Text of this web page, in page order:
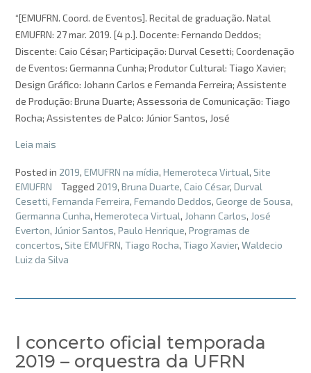
“[EMUFRN. Coord. de Eventos]. Recital de graduação. Natal
EMUFRN: 27 mar. 2019. [4 p.]. Docente: Fernando Deddos;
Discente: Caio César; Participação: Durval Cesetti; Coordenação
de Eventos: Germanna Cunha; Produtor Cultural: Tiago Xavier;
Design Gráfico: Johann Carlos e Fernanda Ferreira; Assistente
de Produção: Bruna Duarte; Assessoria de Comunicação: Tiago
Rocha; Assistentes de Palco: Júnior Santos, José
Leia mais
Posted in 2019, EMUFRN na mídia, Hemeroteca Virtual, Site
EMUFRN
Tagged 2019, Bruna Duarte, Caio César, Durval
Cesetti, Fernanda Ferreira, Fernando Deddos, George de Sousa,
Germanna Cunha, Hemeroteca Virtual, Johann Carlos, José
Everton, Júnior Santos, Paulo Henrique, Programas de
concertos, Site EMUFRN, Tiago Rocha, Tiago Xavier, Waldecio
Luiz da Silva
I concerto oficial temporada
2019 – orquestra da UFRN